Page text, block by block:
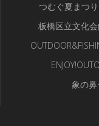
つむぐ夏まつ
板橋区立文化
象の